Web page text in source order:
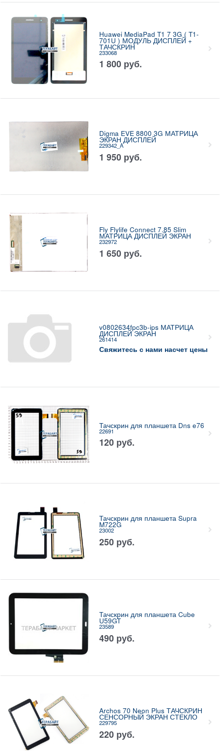
Huawei MediaPad T1 7 3G ( T1-
701U ) МОДУЛЬ ДИСПЛЕЙ +
ТАЧСКРИН
233068
1 800 руб.
Digma EVE 8800 3G МАТРИЦА
ЭКРАН ДИСПЛЕЙ
229342_A
1 950 руб.
Fly Flylife Connect 7.85 Slim
МАТРИЦА ДИСПЛЕЙ ЭКРАН
232972
1 650 руб.
v0802634fpc3b-ips МАТРИЦА
ДИСПЛЕЙ ЭКРАН
261414
Свяжитесь с нами насчет цены
Тачскрин для планшета Dns e76
22691
120 руб.
Тачскрин для планшета Supra
M722G
23002
250 руб.
Тачскрин для планшета Cube
U59GT
23589
490 руб.
Archos 70 Neon Plus ТАЧСКРИН
СЕНСОРНЫЙ ЭКРАН СТЕКЛО
229795
220 руб.